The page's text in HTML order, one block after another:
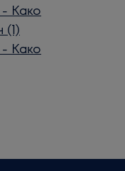
Како
(1)
Како